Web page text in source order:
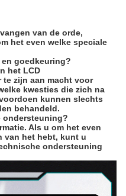
van de orde,
het even welke speciale
goedkeuring?
het LCD
te zijn aan macht voor
kwesties die zich na
kunnen slechts
behandeld.
ondersteuning?
Als u om het even
van het hebt, kunt u
ondersteuning